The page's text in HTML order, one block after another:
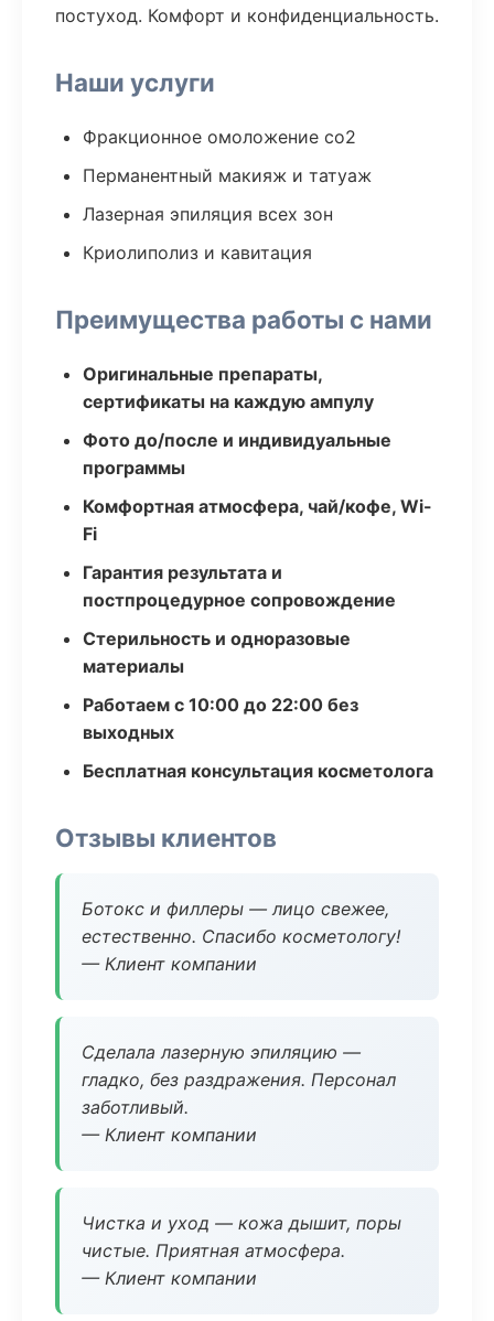
постуход. Комфорт и конфиденциальность.
Наши услуги
Фракционное омоложение co2
Перманентный макияж и татуаж
Лазерная эпиляция всех зон
Криолиполиз и кавитация
Преимущества работы с нами
Оригинальные препараты,
сертификаты на каждую ампулу
Фото до/после и индивидуальные
программы
Комфортная атмосфера, чай/кофе, Wi-
Fi
Гарантия результата и
постпроцедурное сопровождение
Стерильность и одноразовые
материалы
Работаем с 10:00 до 22:00 без
выходных
Бесплатная консультация косметолога
Отзывы клиентов
Ботокс и филлеры — лицо свежее,
естественно. Спасибо косметологу!
— Клиент компании
Сделала лазерную эпиляцию —
гладко, без раздражения. Персонал
заботливый.
— Клиент компании
Чистка и уход — кожа дышит, поры
чистые. Приятная атмосфера.
— Клиент компании